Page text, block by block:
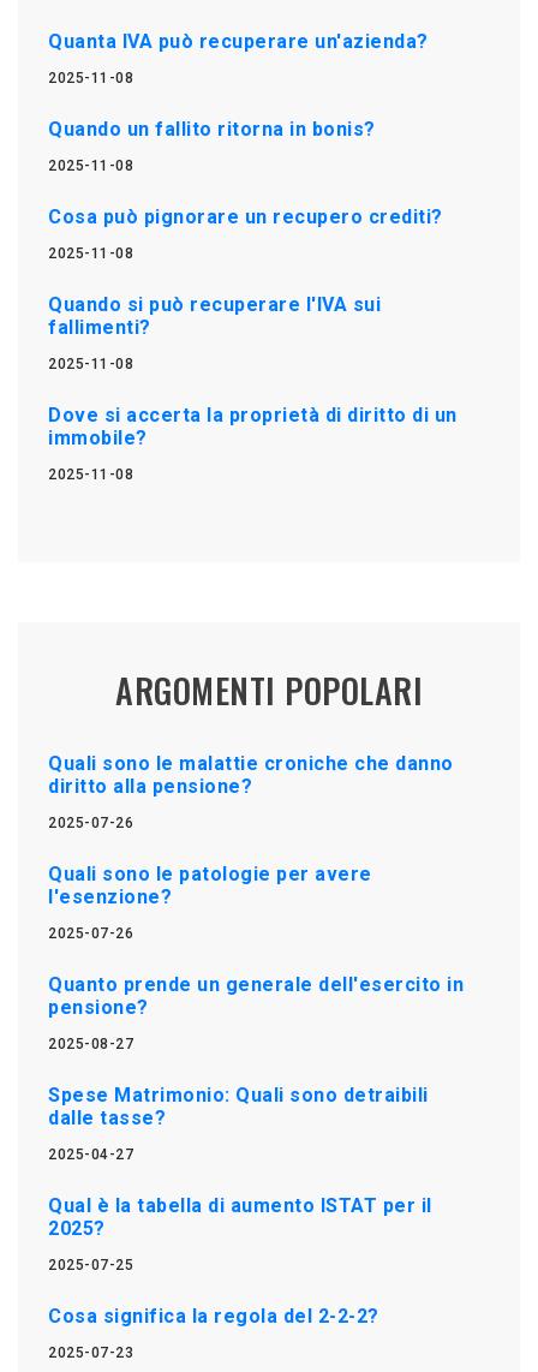
Quanta IVA può recuperare un'azienda?
2025-11-08
Quando un fallito ritorna in bonis?
2025-11-08
Cosa può pignorare un recupero crediti?
2025-11-08
Quando si può recuperare l'IVA sui
fallimenti?
2025-11-08
Dove si accerta la proprietà di diritto di un
immobile?
2025-11-08
ARGOMENTI POPOLARI
Quali sono le malattie croniche che danno
diritto alla pensione?
2025-07-26
Quali sono le patologie per avere
l'esenzione?
2025-07-26
Quanto prende un generale dell'esercito in
pensione?
2025-08-27
Spese Matrimonio: Quali sono detraibili
dalle tasse?
2025-04-27
Qual è la tabella di aumento ISTAT per il
2025?
2025-07-25
Cosa significa la regola del 2-2-2?
2025-07-23